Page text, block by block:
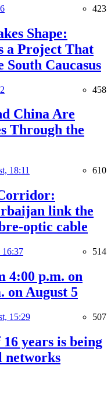
423
Shape:
a Project That
Caucasus
458
China Are
Through the
18:11 610
link the
optic cable
16:37 514
4:00 p.m. on
on August 5
15:29 507
years is being
networks